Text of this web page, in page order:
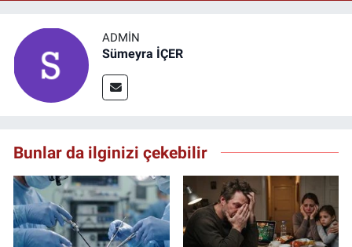
ADMIN
Sümeyra İÇER
Bunlar da ilginizi çekebilir